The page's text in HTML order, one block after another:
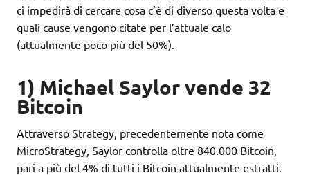
ci impedirà di cercare cosa c’è di diverso questa volta e
quali cause vengono citate per l’attuale calo
(attualmente poco più del 50%).
1) Michael Saylor vende 32
Bitcoin
Attraverso Strategy, precedentemente nota come
MicroStrategy, Saylor controlla oltre 840.000 Bitcoin,
pari a più del 4% di tutti i Bitcoin attualmente estratti.